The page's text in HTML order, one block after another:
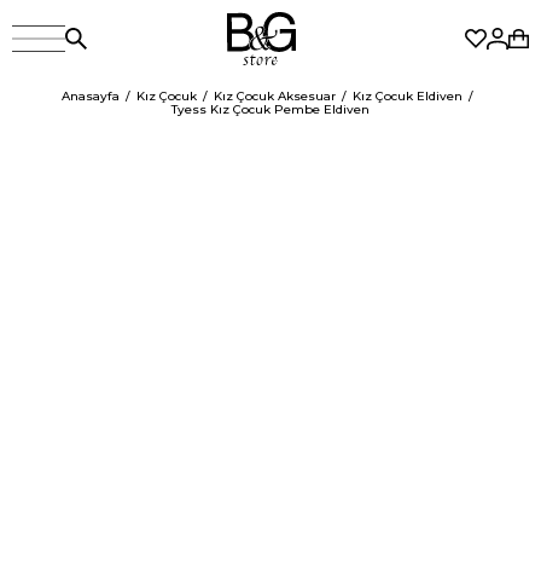
Anasayfa Kız Çocuk Kız Çocuk Aksesuar
Kız Çocuk Eldiven
Tyess Kız Çocuk Pembe Eldiven